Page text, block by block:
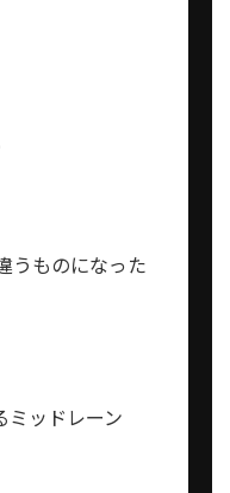
うものになった
ミッドレーン